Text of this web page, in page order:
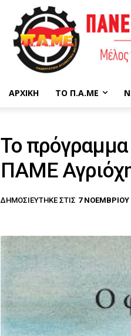
ΑΡΧΙΚΉ ΤΟ Π.Α.ΜΕ
Το πρόγραμμα
ΠΑΜΕ
ΔΗΜΟΣΙΕΎΤΗΚΕ ΣΤΙΣ 7 ΝΟΕΜΒΡΊΟΥ